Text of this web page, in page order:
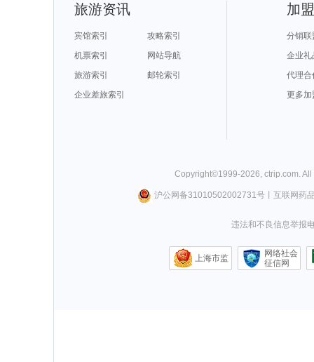
旅游资讯
宾馆索引
攻略索引
机票索引
网站导航
旅游索引
邮轮索引
企业差旅索引
加
分销联
企业礼
代理合
更多加
Copyright©1999-2026 ctrip.com .
沪公网备31010502002731号丨 互联网药
违法和不良信息举报
上海市监
网络社会
征信网